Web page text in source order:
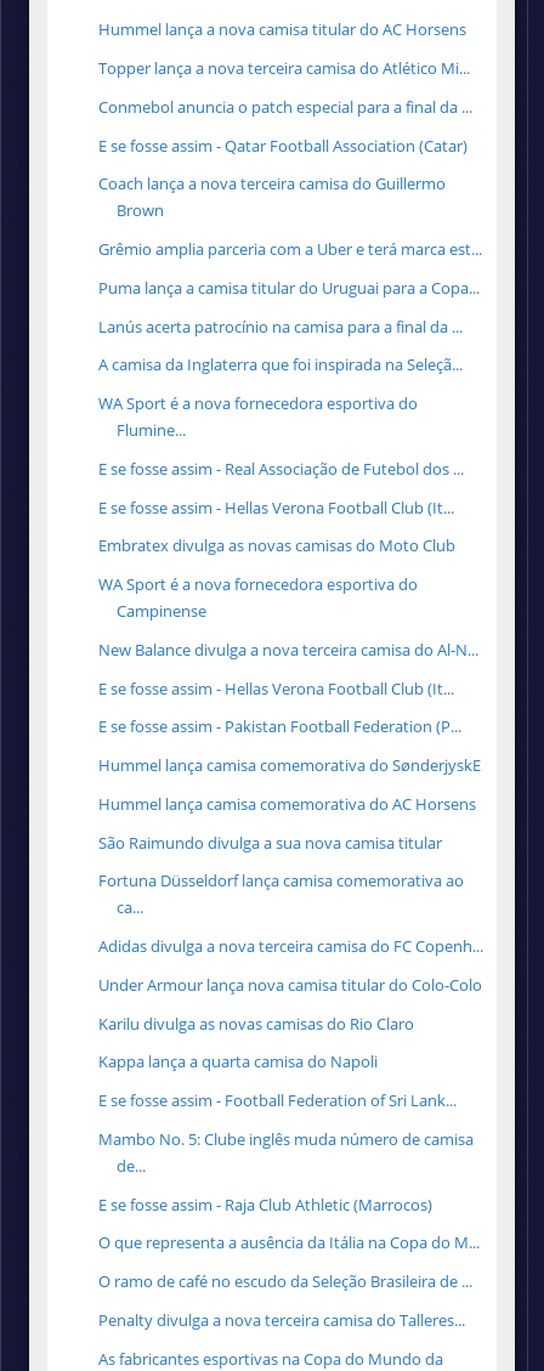
Hummel lança a nova camisa titular do AC Horsens
Topper lança a nova terceira camisa do Atlético Mi...
Conmebol anuncia o patch especial para a final da ...
E se fosse assim - Qatar Football Association (Catar)
Coach lança a nova terceira camisa do Guillermo
Brown
Grêmio amplia parceria com a Uber e terá marca est...
Puma lança a camisa titular do Uruguai para a Copa...
Lanús acerta patrocínio na camisa para a final da ...
A camisa da Inglaterra que foi inspirada na Seleçã...
WA Sport é a nova fornecedora esportiva do
Flumine...
E se fosse assim - Real Associação de Futebol dos ...
E se fosse assim - Hellas Verona Football Club (It...
Embratex divulga as novas camisas do Moto Club
WA Sport é a nova fornecedora esportiva do
Campinense
New Balance divulga a nova terceira camisa do Al-N...
E se fosse assim - Hellas Verona Football Club (It...
E se fosse assim - Pakistan Football Federation (P...
Hummel lança camisa comemorativa do SønderjyskE
Hummel lança camisa comemorativa do AC Horsens
São Raimundo divulga a sua nova camisa titular
Fortuna Düsseldorf lança camisa comemorativa ao
ca...
Adidas divulga a nova terceira camisa do FC Copenh...
Under Armour lança nova camisa titular do Colo-Colo
Karilu divulga as novas camisas do Rio Claro
Kappa lança a quarta camisa do Napoli
E se fosse assim - Football Federation of Sri Lank...
Mambo No. 5: Clube inglês muda número de camisa
de...
E se fosse assim - Raja Club Athletic (Marrocos)
O que representa a ausência da Itália na Copa do M...
O ramo de café no escudo da Seleção Brasileira de ...
Penalty divulga a nova terceira camisa do Talleres...
As fabricantes esportivas na Copa do Mundo da